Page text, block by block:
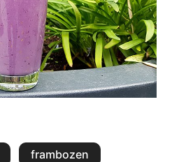
frambozen